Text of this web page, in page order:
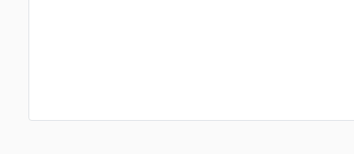
اتاق های این هتل می توان به مبلمان های لوکس، تختخواب